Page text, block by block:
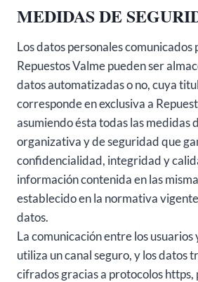
MEDIDAS DE
Los datos personales comunicados
Repuestos Valme pueden ser
datos automatizadas o no, cuya
corresponde en exclusiva a
asumiendo ésta todas las medidas
organizativa y de seguridad que
confidencialidad, integridad y
información contenida en las
establecido en la normativa
datos.
La comunicación entre los usuarios
utiliza un canal seguro, y los datos
cifrados gracias a protocolos https,